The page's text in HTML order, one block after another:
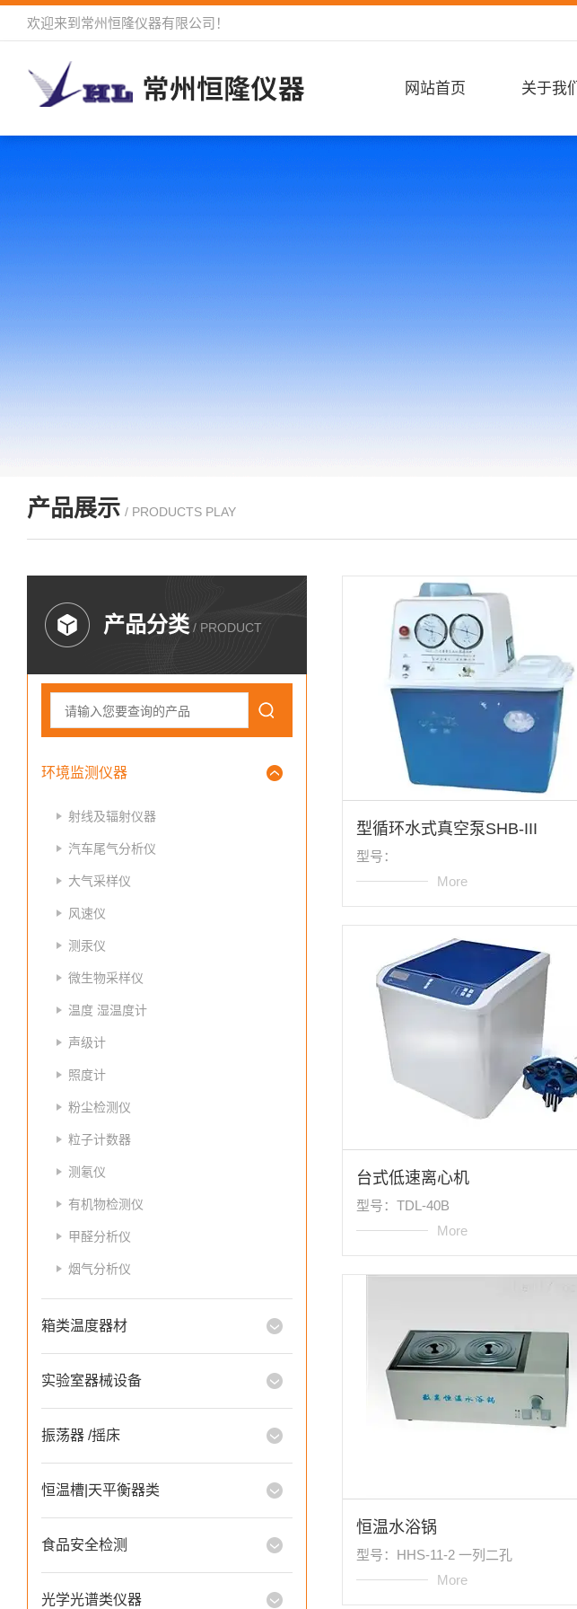
欢迎来到 常州恒隆仪器有限公司 ！
网站首页 关于我们
产品展示 / PRODUCTS PLAY
产品分类 / PRODUCT
环境监测仪器
射线及辐射仪器
汽车尾气分析仪
大气采样仪
风速仪
测汞仪
微生物采样仪
温度 湿温度计
声级计
照度计
粉尘检测仪
粒子计数器
测氡仪
有机物检测仪
甲醛分析仪
烟气分析仪
箱类温度器材
实验室器械设备
振荡器 /摇床
恒温槽|天平衡器类
食品安全检测
光学光谱类仪器
型循环水式真空泵SHB-III
型号：
More
台式低速离心机
型号：TDL-40B
More
恒温水浴锅
型号：HHS-11-2 一列二孔
More